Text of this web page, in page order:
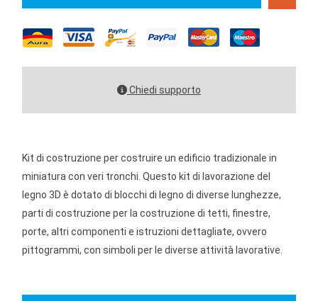
Chiedi supporto
Kit di costruzione per costruire un edificio tradizionale in
miniatura con veri tronchi. Questo kit di lavorazione del
legno 3D è dotato di blocchi di legno di diverse lunghezze,
parti di costruzione per la costruzione di tetti, finestre,
porte, altri componenti e istruzioni dettagliate, ovvero
pittogrammi, con simboli per le diverse attività lavorative.